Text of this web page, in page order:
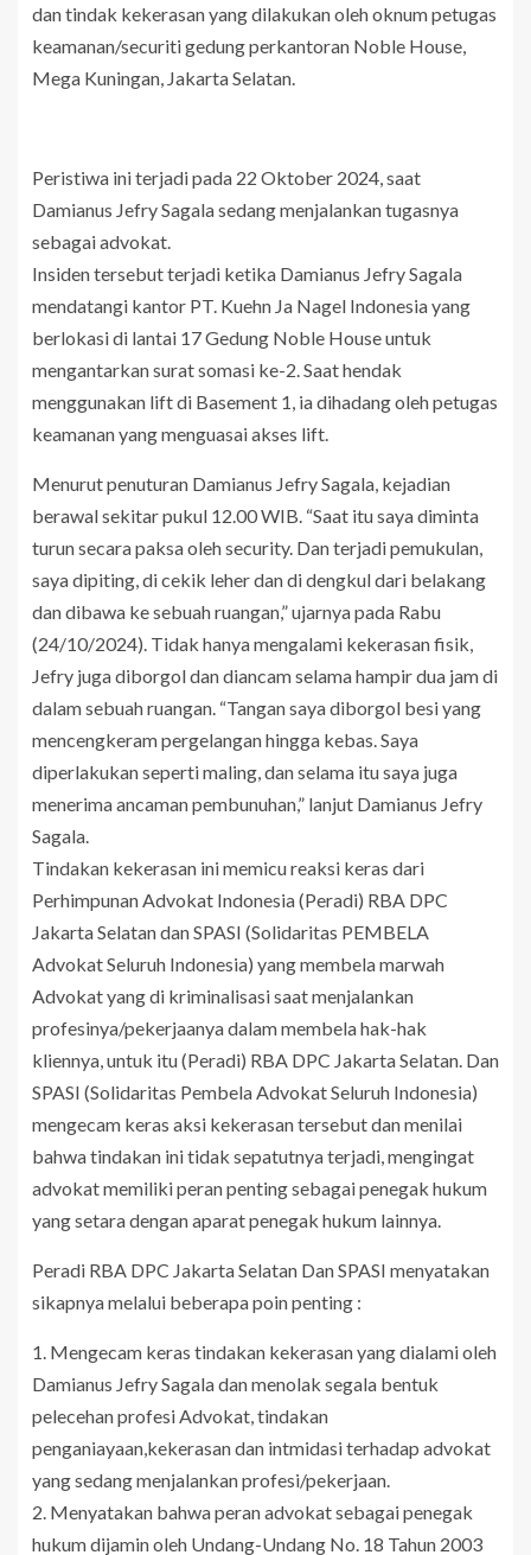
dan tindak kekerasan yang dilakukan oleh oknum petugas
keamanan/securiti gedung perkantoran Noble House,
Mega Kuningan, Jakarta Selatan.
Peristiwa ini terjadi pada 22 Oktober 2024, saat
Damianus Jefry Sagala sedang menjalankan tugasnya
sebagai advokat.
Insiden tersebut terjadi ketika Damianus Jefry Sagala
mendatangi kantor PT. Kuehn Ja Nagel Indonesia yang
berlokasi di lantai 17 Gedung Noble House untuk
mengantarkan surat somasi ke-2. Saat hendak
menggunakan lift di Basement 1, ia dihadang oleh petugas
keamanan yang menguasai akses lift.
Menurut penuturan Damianus Jefry Sagala, kejadian
berawal sekitar pukul 12.00 WIB. “Saat itu saya diminta
turun secara paksa oleh security. Dan terjadi pemukulan,
saya dipiting, di cekik leher dan di dengkul dari belakang
dan dibawa ke sebuah ruangan,” ujarnya pada Rabu
(24/10/2024). Tidak hanya mengalami kekerasan fisik,
Jefry juga diborgol dan diancam selama hampir dua jam di
dalam sebuah ruangan. “Tangan saya diborgol besi yang
mencengkeram pergelangan hingga kebas. Saya
diperlakukan seperti maling, dan selama itu saya juga
menerima ancaman pembunuhan,” lanjut Damianus Jefry
Sagala.
Tindakan kekerasan ini memicu reaksi keras dari
Perhimpunan Advokat Indonesia (Peradi) RBA DPC
Jakarta Selatan dan SPASI (Solidaritas PEMBELA
Advokat Seluruh Indonesia) yang membela marwah
Advokat yang di kriminalisasi saat menjalankan
profesinya/pekerjaanya dalam membela hak-hak
kliennya, untuk itu (Peradi) RBA DPC Jakarta Selatan. Dan
SPASI (Solidaritas Pembela Advokat Seluruh Indonesia)
mengecam keras aksi kekerasan tersebut dan menilai
bahwa tindakan ini tidak sepatutnya terjadi, mengingat
advokat memiliki peran penting sebagai penegak hukum
yang setara dengan aparat penegak hukum lainnya.
Peradi RBA DPC Jakarta Selatan Dan SPASI menyatakan
sikapnya melalui beberapa poin penting :
1. Mengecam keras tindakan kekerasan yang dialami oleh
Damianus Jefry Sagala dan menolak segala bentuk
pelecehan profesi Advokat, tindakan
penganiayaan,kekerasan dan intmidasi terhadap advokat
yang sedang menjalankan profesi/pekerjaan.
2. Menyatakan bahwa peran advokat sebagai penegak
hukum dijamin oleh Undang-Undang No. 18 Tahun 2003